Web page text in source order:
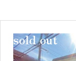
sold out